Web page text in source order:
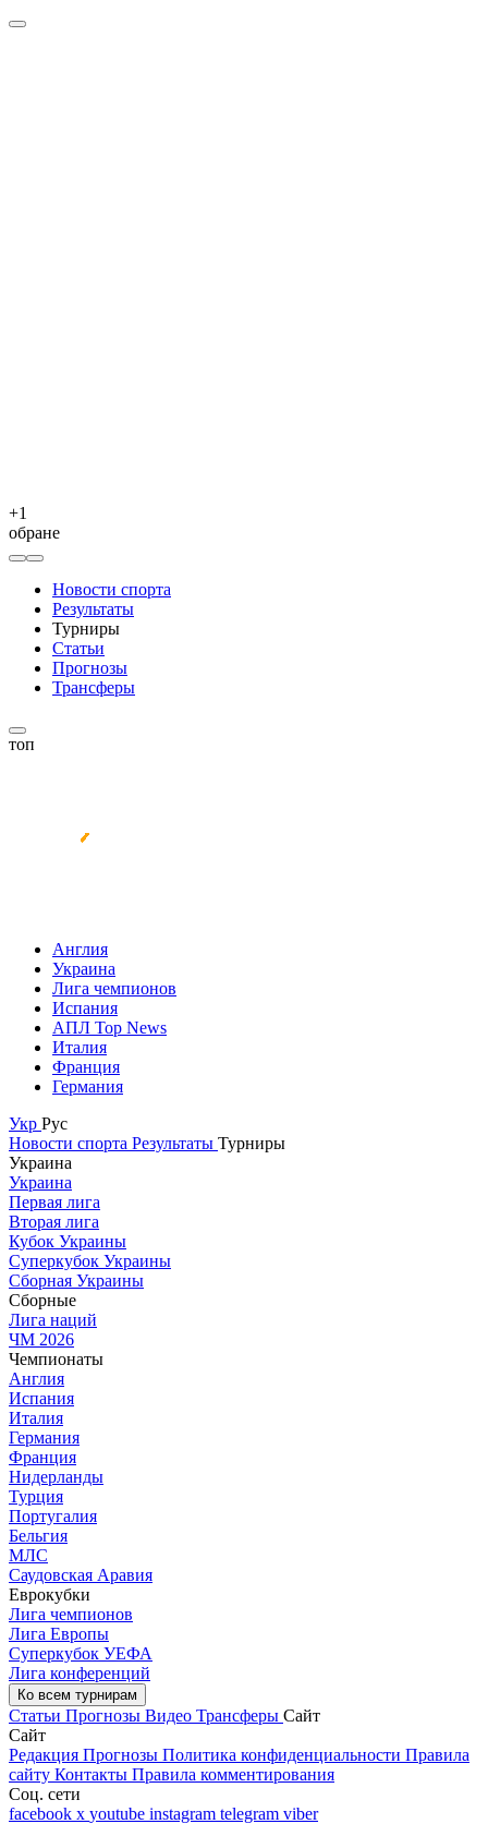
+1
обране
Новости спорта
Результаты
Турниры
Статьи
Прогнозы
Трансферы
топ
Англия
Украина
Лига чемпионов
Испания
АПЛ Top News
Италия
Франция
Германия
Укр Рус
Новости спорта Результаты Турниры
Украина
Украина
Первая лига
Вторая лига
Кубок Украины
Суперкубок Украины
Сборная Украины
Сборные
Лига наций
ЧМ 2026
Чемпионаты
Англия
Испания
Италия
Германия
Франция
Нидерланды
Турция
Португалия
Бельгия
МЛС
Саудовская Аравия
Еврокубки
Лига чемпионов
Лига Европы
Суперкубок УЕФА
Лига конференций
Ко всем турнирам
Статьи Прогнозы Видео Трансферы Сайт
Сайт
Редакция Прогнозы Политика конфиденциальности Правила
сайту Контакты Правила комментирования
Соц. сети
facebook x youtube instagram telegram viber